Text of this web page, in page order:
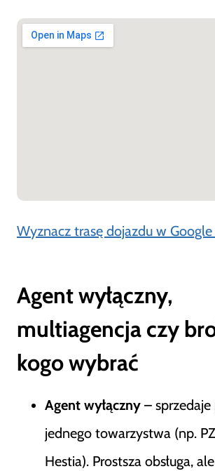
Wyznacz trasę dojazdu w
Agent wyłączny,
multiagencja czy
kogo wybrać
Agent wyłączny –
jednego towarzystwa (np.
Hestia). Prostsza obsługa,